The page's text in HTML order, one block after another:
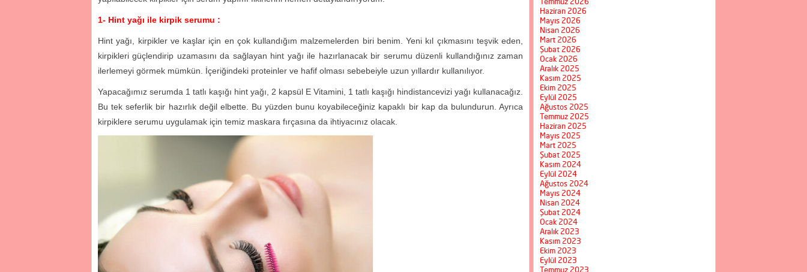
1- Hint yağı ile kirpik serumu :
Hint yağı, kirpikler ve kaşlar için en çok kullandığım malzemelerden biri benim. Yeni kıl çıkmasını teşvik eden,
kirpikleri güçlendirip uzamasını da sağlayan hint yağı ile hazırlanacak bir serumu düzenli kullandığınız zaman
ilerlemeyi görmek mümkün. İçeriğindeki proteinler ve hafif olması sebebeiyle uzun yıllardır kullanılıyor.
Yapacağımız serumda 1 tatlı kaşığı hint yağı, 2 kapsül E Vitamini, 1 tatlı kaşığı hindistancevizi yağı kullanacağız.
Bu tek seferlik bir hazırlık değil elbette. Bu yüzden bunu koyabileceğiniz kapaklı bir kap da bulundurun. Ayrıca
kirpiklere serumu uygulamak için temiz maskara fırçasına da ihtiyacınız olacak.
Haziran 2026
Mayıs 2026
Nisan 2026
Mart 2026
Şubat 2026
Ocak 2026
Aralık 2025
Kasım 2025
Ekim 2025
Eylül 2025
Ağustos 2025
Temmuz 2025
Haziran 2025
Mayıs 2025
Mart 2025
Şubat 2025
Kasım 2024
Eylül 2024
Ağustos 2024
Mayıs 2024
Nisan 2024
Şubat 2024
Ocak 2024
Aralık 2023
Kasım 2023
Ekim 2023
Eylül 2023
Temmuz 2023